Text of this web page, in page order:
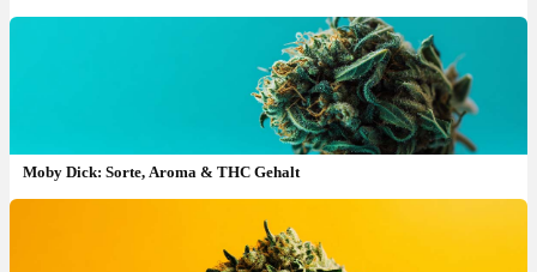
Moby Dick: Sorte, Aroma & THC Gehalt